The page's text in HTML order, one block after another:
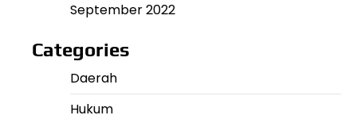
September 2022
Categories
Daerah
Hukum